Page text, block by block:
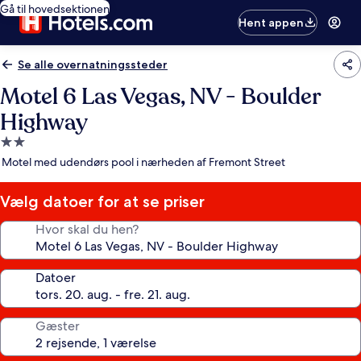
Gå til hovedsektionen
Hent appen
Se alle overnatningssteder
Motel 6 Las Vegas, NV - Boulder
Highway
2.0-
stjernet
Motel med udendørs pool i nærheden af Fremont Street
Vælg datoer for at se priser
Hvor skal du hen?
Datoer
Gæster